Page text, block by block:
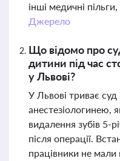
інші медичні
Джерело
Що відомо про
дитини під час
у Львові?
У Львові триває
анестезіологинею,
видалення зубів 5-
після операції.
працівники не мали